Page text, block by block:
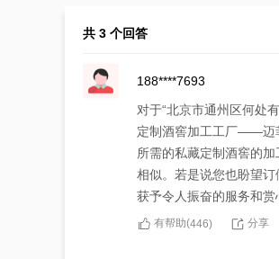
共 3 个回答
188****7693
对于“北京市通州区何处
定制酒窖加工工厂——迈
所需的私藏定制酒窖的
相似。若是说您也盼望
获予令人振奋的服务和赏
有帮助(446) 分享